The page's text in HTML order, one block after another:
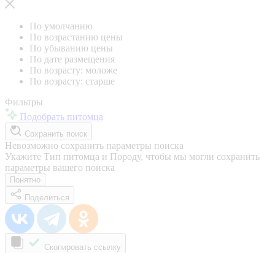
По умолчанию
По возрастанию цены
По убыванию цены
По дате размещения
По возрасту: моложе
По возрасту: старше
Фильтры
Подобрать питомца
Сохранить поиск
Невозможно сохранить параметры поиска
Укажите Тип питомца и Породу, чтобы мы могли сохранить
параметры вашего поиска
Понятно
Поделиться
Скопировать ссылку